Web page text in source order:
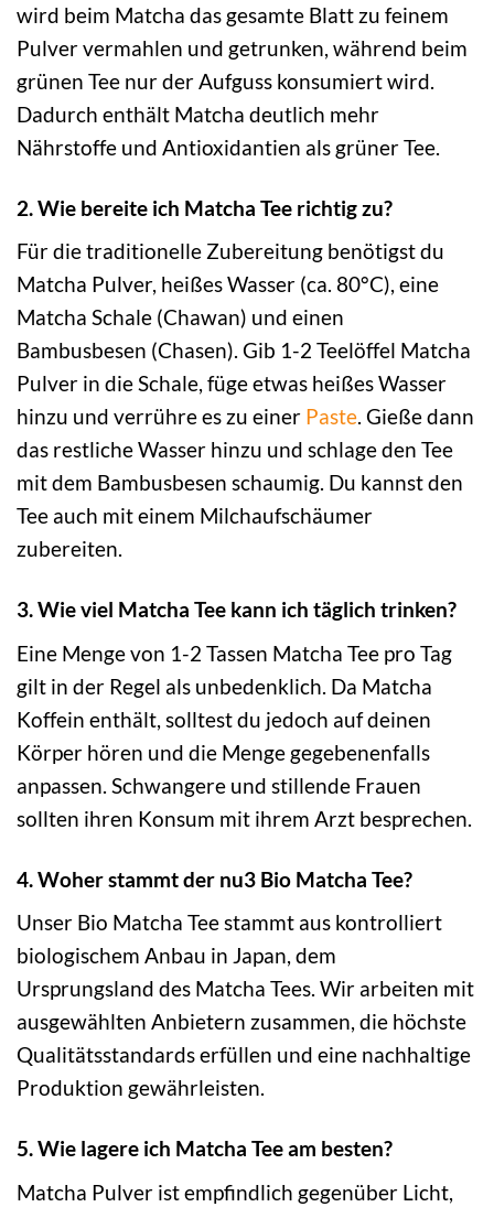
wird beim Matcha das gesamte Blatt zu feinem
Pulver vermahlen und getrunken, während beim
grünen Tee nur der Aufguss konsumiert wird.
Dadurch enthält Matcha deutlich mehr
Nährstoffe und Antioxidantien als grüner Tee.
2. Wie bereite ich Matcha Tee richtig zu?
Für die traditionelle Zubereitung benötigst du
Matcha Pulver, heißes Wasser (ca. 80°C), eine
Matcha Schale (Chawan) und einen
Bambusbesen (Chasen). Gib 1-2 Teelöffel Matcha
Pulver in die Schale, füge etwas heißes Wasser
hinzu und verrühre es zu einer Paste. Gieße dann
das restliche Wasser hinzu und schlage den Tee
mit dem Bambusbesen schaumig. Du kannst den
Tee auch mit einem Milchaufschäumer
zubereiten.
3. Wie viel Matcha Tee kann ich täglich trinken?
Eine Menge von 1-2 Tassen Matcha Tee pro Tag
gilt in der Regel als unbedenklich. Da Matcha
Koffein enthält, solltest du jedoch auf deinen
Körper hören und die Menge gegebenenfalls
anpassen. Schwangere und stillende Frauen
sollten ihren Konsum mit ihrem Arzt besprechen.
4. Woher stammt der nu3 Bio Matcha Tee?
Unser Bio Matcha Tee stammt aus kontrolliert
biologischem Anbau in Japan, dem
Ursprungsland des Matcha Tees. Wir arbeiten mit
ausgewählten Anbietern zusammen, die höchste
Qualitätsstandards erfüllen und eine nachhaltige
Produktion gewährleisten.
5. Wie lagere ich Matcha Tee am besten?
Matcha Pulver ist empfindlich gegenüber Licht,